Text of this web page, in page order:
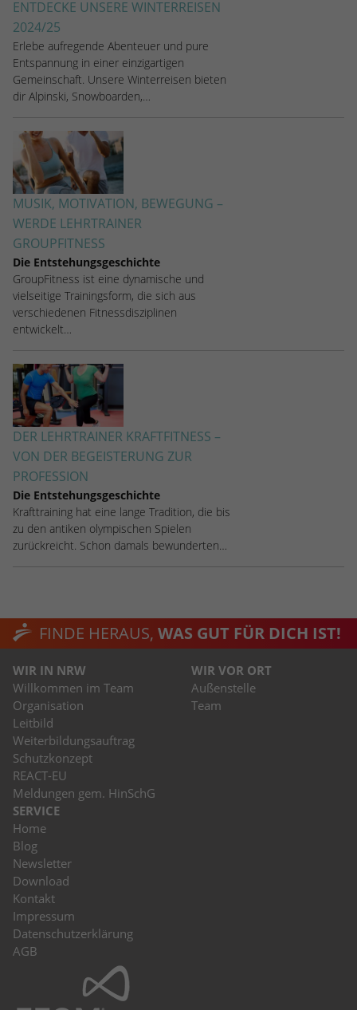
ENTDECKE UNSERE WINTERREISEN
2024/25
Erlebe aufregende Abenteuer und pure
Entspannung in einer einzigartigen
Gemeinschaft. Unsere Winterreisen bieten
dir Alpinski, Snowboarden,…
MUSIK, MOTIVATION, BEWEGUNG –
WERDE LEHRTRAINER
GROUPFITNESS
Die Entstehungsgeschichte
GroupFitness ist eine dynamische und
vielseitige Trainingsform, die sich aus
verschiedenen Fitnessdisziplinen
entwickelt…
DER LEHRTRAINER KRAFTFITNESS –
VON DER BEGEISTERUNG ZUR
PROFESSION
Die Entstehungsgeschichte
Krafttraining hat eine lange Tradition, die bis
zu den antiken olympischen Spielen
zurückreicht. Schon damals bewunderten…
FINDE HERAUS, WAS GUT FÜR DICH IST!
WIR IN NRW
Willkommen im Team
Organisation
Leitbild
Weiterbildungsauftrag
Schutzkonzept
REACT-EU
Meldungen gem. HinSchG
WIR VOR ORT
Außenstelle
Team
SERVICE
Home
Blog
Newsletter
Download
Kontakt
Impressum
Datenschutzerklärung
AGB